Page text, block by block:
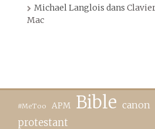
Michael Langlois dans
Mac
#MeToo APM Bible canon
protestant